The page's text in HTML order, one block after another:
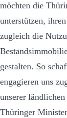
möchten die
unterstützen,
zugleich die
gestalten. So
engagieren uns
unserer
Thüringer